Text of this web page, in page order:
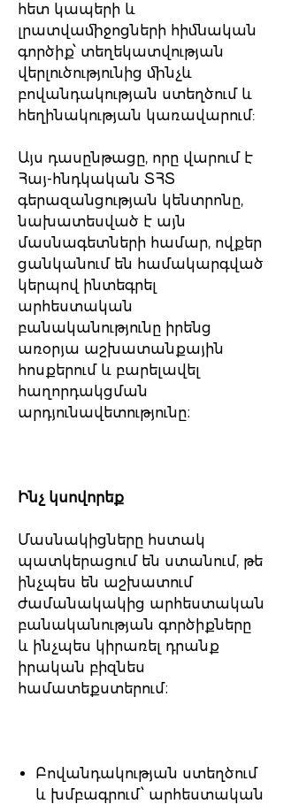
հետ կապերի և
լրատվամիջոցների հիմնական
գործիք՝ տեղեկատվության
վերլուծությունից մինչև
բովանդակության ստեղծում և
հեղինակության կառավարում:
Այս դասընթացը, որը վարում է
Հայ-հնդկական ՏՀՏ
գերազանցության կենտրոնը,
նախատեսված է այն
մասնագետների համար, ովքեր
ցանկանում են համակարգված
կերպով ինտեգրել
արհեստական
բանականությունը իրենց
առօրյա աշխատանքային
հոսքերում և բարելավել
հաղորդակցման
արդյունավետությունը։
Ինչ կսովորեք
Մասնակիցները հստակ
պատկերացում են ստանում, թե
ինչպես են աշխատում
ժամանակակից արհեստական
բանականության գործիքները
և ինչպես կիրառել դրանք
իրական բիզնես
համատեքստերում։
Բովանդակության ստեղծում
և խմբագրում՝ արհեստական